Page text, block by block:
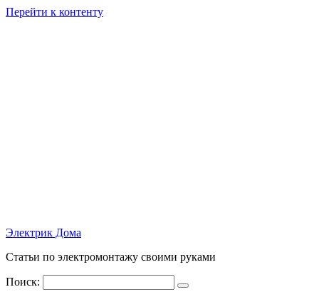
Перейти к контенту
Электрик Дома
Статьи по электромонтажу своими руками
Поиск: